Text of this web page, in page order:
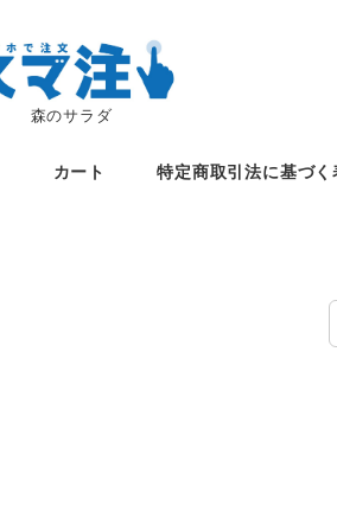
森のサラダ
カート 特定商取引法に基づく